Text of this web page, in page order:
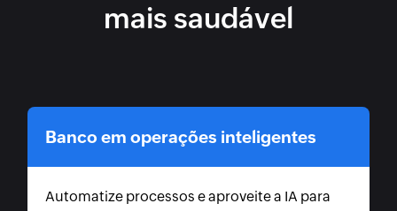
mais saudável
Banco em operações inteligentes
Automatize processos e aproveite a IA para